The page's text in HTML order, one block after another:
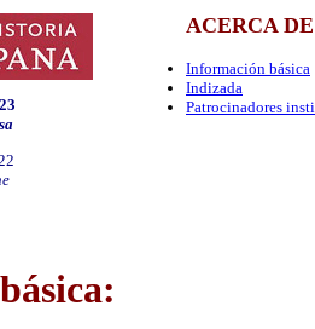
ACERCA
Información básica
Indizada
Patrocinadores